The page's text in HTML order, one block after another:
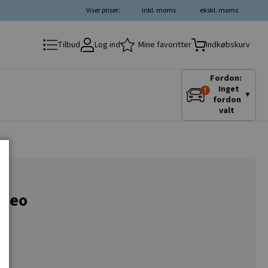
ekskl. moms
inkl. moms
Viser priser:
Tilbud Log ind Mine favoritter Indkøbskurv
Fordon:
Inget
fordon
valt
▼